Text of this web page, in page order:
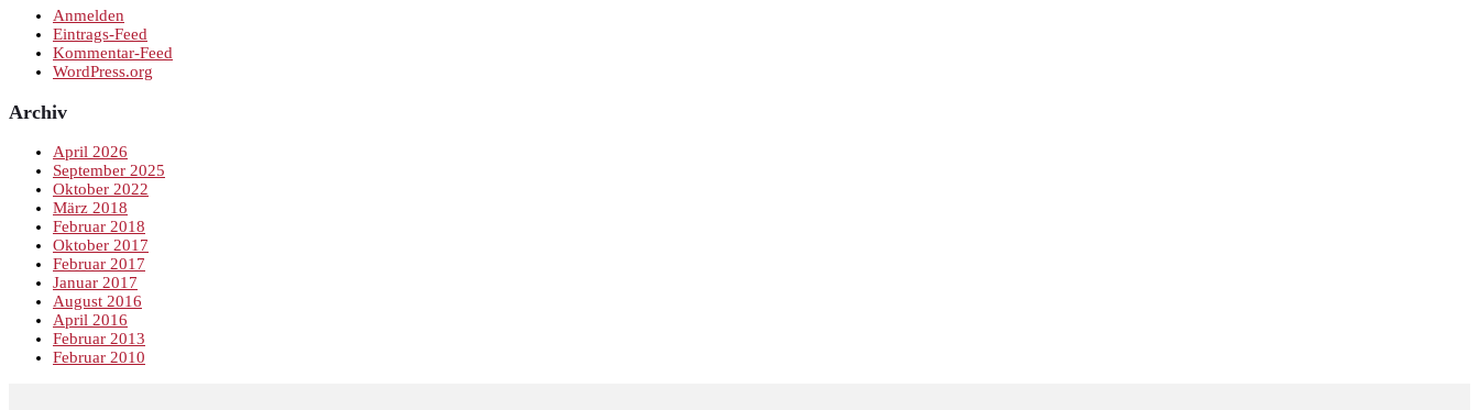
Anmelden
Eintrags-Feed
Kommentar-Feed
WordPress.org
Archiv
April 2026
September 2025
Oktober 2022
März 2018
Februar 2018
Oktober 2017
Februar 2017
Januar 2017
August 2016
April 2016
Februar 2013
Februar 2010